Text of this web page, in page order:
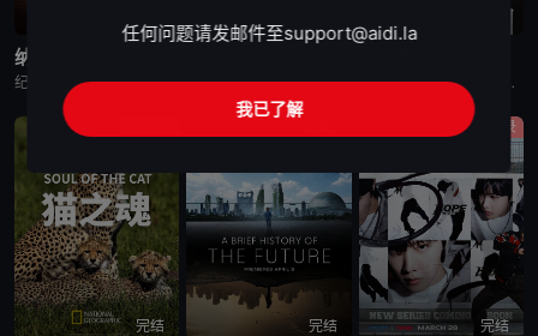
已完结
纳达尔
纪录片《纳达尔》深入探讨了拉斐尔·纳达尔辉煌的网球职业生涯。除了介绍他的比赛表现外，还揭示了他的私人生活、鲜为人知的幕后故事，以及他在 2023 年克服伤病后，在 2024 年重新重返赛场的历程。 纪录片是2023年推出的《以神之名：信仰的背叛》的第二季，此次纪录片将会讲述JMS受害人Maple的近况，还有当年肆意践踏人权的“釜山兄弟福利院”事件以及“至尊派事件”和“三丰百货大楼倒塌惨案”等 围绕着東京审判这一重要历史事件, 本片除了讲述过程外, 更重要的还是提出了一系列国际法法律问题和伦理道德疑问, 如事后法问题, 战争罪的有無, 以及个人辩护和国家辩护的选择和远东国际法庭战犯的选择
完结 完结
纪录
完结
任何问题请发邮件至support@aidi.la
我已了解